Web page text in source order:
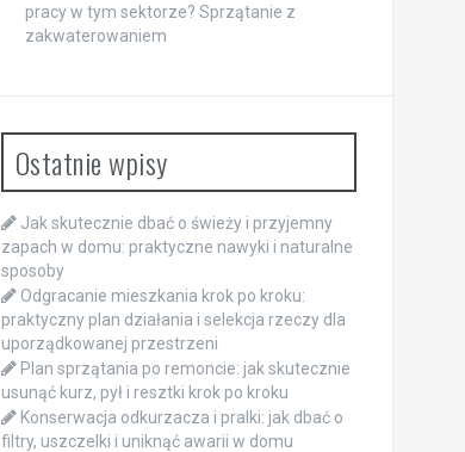
pracy w tym sektorze? Sprzątanie z
zakwaterowaniem
Ostatnie wpisy
Jak skutecznie dbać o świeży i przyjemny
zapach w domu: praktyczne nawyki i naturalne
sposoby
Odgracanie mieszkania krok po kroku:
praktyczny plan działania i selekcja rzeczy dla
uporządkowanej przestrzeni
Plan sprzątania po remoncie: jak skutecznie
usunąć kurz, pył i resztki krok po kroku
Konserwacja odkurzacza i pralki: jak dbać o
filtry, uszczelki i uniknąć awarii w domu